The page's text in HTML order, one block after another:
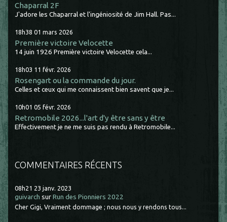
Chaparral 2F
J'adore les Chaparral et l'ingéniosité de Jim Hall. Pas...
18h38 01 mars 2026
Première victoire Velocette
14 juin 1926 Première victoire Velocette cela...
18h03 11 févr. 2026
Rosengart ou la commande du jour.
Celles et ceux qui me connaissent bien savent que je...
10h01 05 févr. 2026
Retromobile 2026...l'art d'y être sans y être
Effectivement je ne me suis pas rendu à Retromobile...
COMMENTAIRES RÉCENTS
08h21 23 janv. 2023
guivarch surRun des Pionniers 2022
Cher Gigi, Vraiment dommage ; nous nous y rendons tous...